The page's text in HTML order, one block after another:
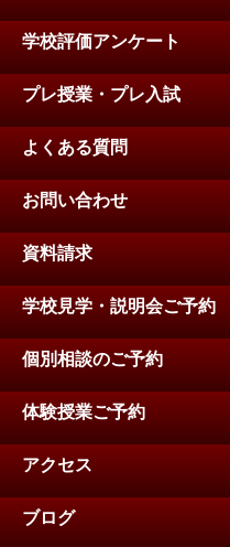
学校評価アンケート
プレ授業・プレ入試
よくある質問
お問い合わせ
資料請求
学校見学・説明会ご予約
個別相談のご予約
体験授業ご予約
アクセス
ブログ